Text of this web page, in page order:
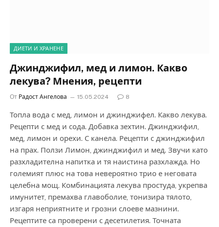
ДИЕТИ И ХРАНЕНЕ
Джинджифил, мед и лимон. Какво
лекува? Мнения, рецепти
От Радост Ангелова 15.05.2024 8
Топла вода с мед, лимон и джинджифел. Какво лекува.
Рецепти с мед и сода. Добавка зехтин. Джинджифил,
мед, лимон и орехи. С канела. Рецепти с джинджифил
на прах. Ползи Лимон, джинджифил и мед. Звучи като
разхладителна напитка и тя наистина разхлажда. Но
големият плюс на това невероятно трио е неговата
целебна мощ. Комбинацията лекува простуда, укрепва
имунитет, премахва главоболие, тонизира тялото,
изгаря неприятните и грозни слоеве мазнини.
Рецептите са проверени с десетилетия. Точната